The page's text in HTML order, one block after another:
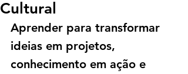
Cultural
Aprender para transformar
ideias em projetos,
conhecimento em ação e